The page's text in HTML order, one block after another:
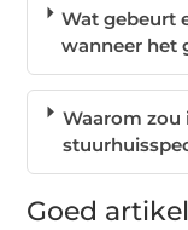
Wat gebeurt
wanneer het
Waarom zou
Goed